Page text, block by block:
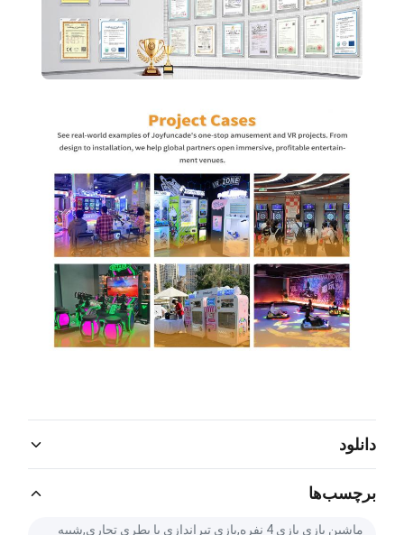
دانلود
PDF
Catalog Download.pdfبرچسب‌ها
ماشين بازي بازي 4 نفره,بازی تیراندازی با بطری تجاری,شبیه